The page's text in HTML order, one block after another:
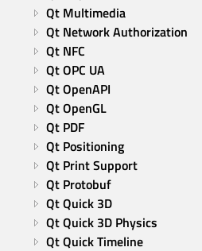
Qt Multimedia
Qt Network Authorization
Qt NFC
Qt OPC UA
Qt OpenAPI
Qt OpenGL
Qt PDF
Qt Positioning
Qt Print Support
Qt Protobuf
Qt Quick 3D
Qt Quick 3D Physics
Qt Quick Timeline